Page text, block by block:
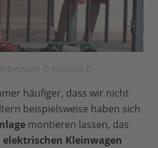
häufiger, dass wir nicht
beispielsweise haben sich
montieren lassen, das
elektrischen Kleinwagen